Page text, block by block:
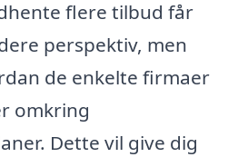
flere tilbud får
perspektiv, men
de enkelte firmaer
omkring
Dette vil give dig